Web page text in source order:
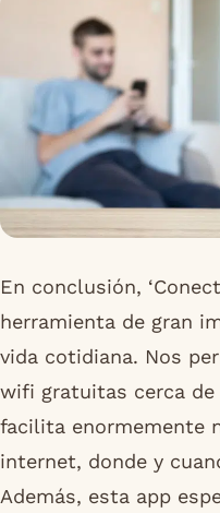
En conclusión,
herramienta de gran
vida cotidiana. Nos
wifi gratuitas cerca
facilita enormemente
internet, donde y
Además, esta app